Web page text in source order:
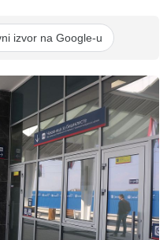
izvor na Google-u